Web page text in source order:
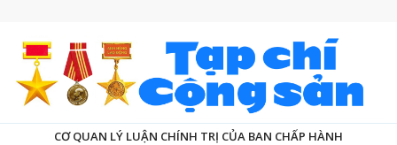
CƠ QUAN LÝ LUẬN CHÍNH TRỊ CỦA BAN CHẤP HÀNH